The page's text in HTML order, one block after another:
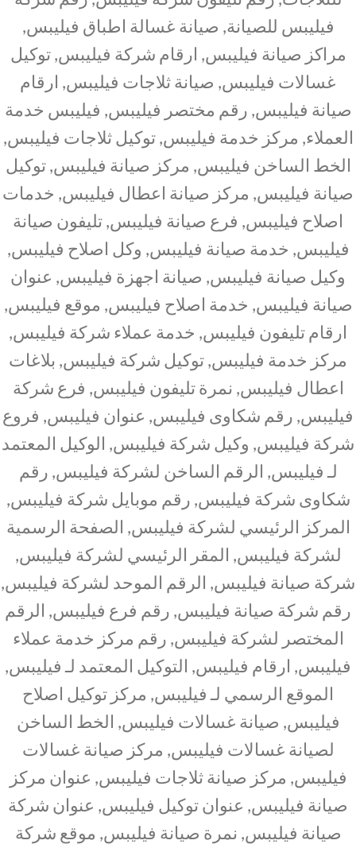
فيليبس للصيانة, صيانة غسالة اطباق فيليبس,
مراكز صيانة فيليبس, ارقام شركة فيليبس, توكيل
غسالات فيليبس, صيانة ثلاجات فيليبس, ارقام
صيانة فيليبس, رقم مختصر فيليبس, فيليبس خدمة
العملاء, مركز خدمة فيليبس, توكيل ثلاجات فيليبس,
الخط الساخن فيليبس, مركز صيانة فيليبس, توكيل
صيانة فيليبس, مركز صيانة اعطال فيليبس, خدمات
اصلاح فيليبس, فرع صيانة فيليبس, تليفون صيانة
فيليبس, خدمة صيانة فيليبس, وكل اصلاح فيليبس,
وكيل صيانة فيليبس, صيانة اجهزة فيليبس, عنوان
صيانة فيليبس, خدمة اصلاح فيليبس, موقع فيليبس,
ارقام تليفون فيليبس, خدمة عملاء شركة فيليبس,
مركز خدمة فيليبس, توكيل شركة فيليبس, بلاغات
اعطال فيليبس, نمرة تليفون فيليبس, فرع شركة
فيليبس, رقم شكاوى فيليبس, عنوان فيليبس, فروع
شركة فيليبس, وكيل شركة فيليبس, الوكيل المعتمد
لـ فيليبس, الرقم الساخن لشركة فيليبس, رقم
شكاوى شركة فيليبس, رقم موبايل شركة فيليبس,
المركز الرئيسي لشركة فيليبس, الصفحة الرسمية
لشركة فيليبس, المقر الرئيسي لشركة فيليبس,
شركة صيانة فيليبس, الرقم الموحد لشركة فيليبس,
رقم شركة صيانة فيليبس, رقم فرع فيليبس, الرقم
المختصر لشركة فيليبس, رقم مركز خدمة عملاء
فيليبس, ارقام فيليبس, التوكيل المعتمد لـ فيليبس,
الموقع الرسمي لـ فيليبس, مركز توكيل اصلاح
فيليبس, صيانة غسالات فيليبس, الخط الساخن
لصيانة غسالات فيليبس, مركز صيانة غسالات
فيليبس, مركز صيانة ثلاجات فيليبس, عنوان مركز
صيانة فيليبس, عنوان توكيل فيليبس, عنوان شركة
صيانة فيليبس, نمرة صيانة فيليبس, موقع شركة